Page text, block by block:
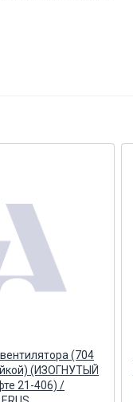
(704
(ИЗОГНУТЫЙ
21-406) /